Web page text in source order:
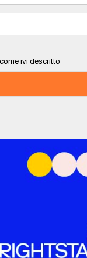
ivi descritto